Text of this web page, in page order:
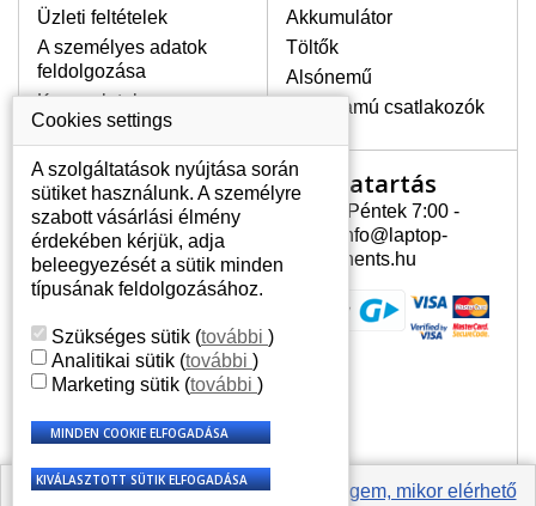
Értesíts engem, mikor elérhető
LEGMAGASABB MINŐSÉGŰ
LCD KIJELZŐ!
A raktáron csakis eredeti
jótállás egész ideje alatt a pixelek
hibásodása nélkül, teljesítik az
A+ minőségi kategória igényes
feltételeit.
HOGYAN TUDJA MEGÁLLAPÍTANI
MILYEN KIJELZŐ SZÜKSÉGES A
A kijelzőt a laptop modeljle alapján lehet
kikeresni, amely megjelölés megtalálható
a laptop alulsó részén található címkén
ábrázolva van egy keretben vagy a
billentyűzetnél a vázon is. Abban az
esetben, amennyiben a sérült vagy
Üzleti feltételek
A személyes adatok
feldolgozása
Kapcsolatok
Akkumulátor
Töltők
Alsónemű
Erősáramú csatlakozók
Az Ön számlája
Az Ön számlája
Személyes információk
Címek
Nyitvatartás
Hétfõ - Péntek 7:00 -
15:30 info@laptop-
components.hu
Cookies settings
A szolgáltatások nyújtása során
sütiket használunk. A személyre
szabott vásárlási élmény
érdekében kérjük, adja
beleegyezését a sütik minden
típusának feldolgozásához.
Szükséges sütik (további )
Analitikai sütik (további )
Marketing sütik (további )